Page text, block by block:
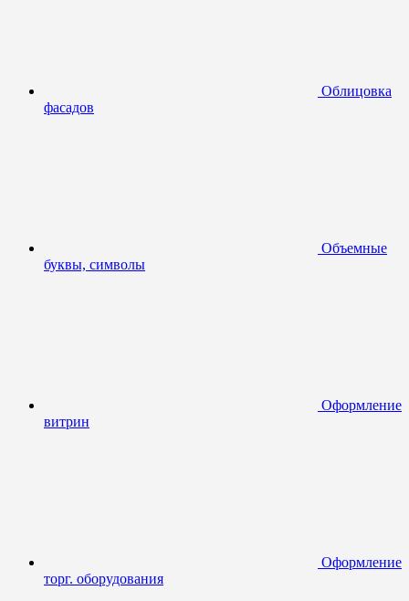
Облицовка
фасадов
Объемные
буквы, символы
Оформление
витрин
Оформление
торг. оборудования